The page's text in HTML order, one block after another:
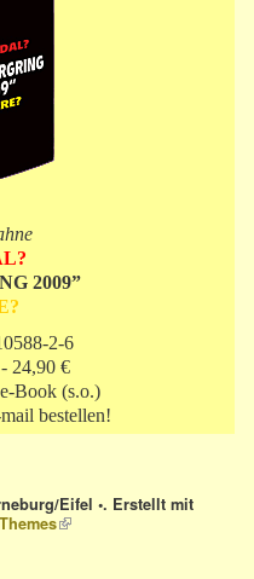
2009”
2-6
24,90 €
Book (s.o.)
bestellen!
Eifel •. Erstellt mit
(link is external)